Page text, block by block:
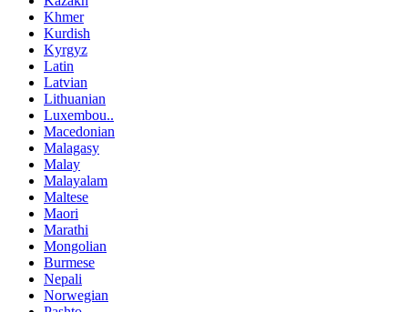
Khmer
Kurdish
Kyrgyz
Latin
Latvian
Lithuanian
Luxembou..
Macedonian
Malagasy
Malay
Malayalam
Maltese
Maori
Marathi
Mongolian
Burmese
Nepali
Norwegian